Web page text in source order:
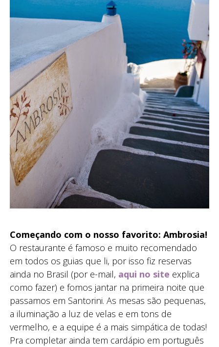
Começando com o nosso favorito: Ambrosia!
O restaurante é famoso e muito recomendado
em todos os guias que li, por isso fiz reservas
ainda no Brasil (por e-mail, aqui no site explica
como fazer) e fomos jantar na primeira noite que
passamos em Santorini. As mesas são pequenas,
a iluminação a luz de velas e em tons de
vermelho, e a equipe é a mais simpática de todas!
Pra completar ainda tem cardápio em português